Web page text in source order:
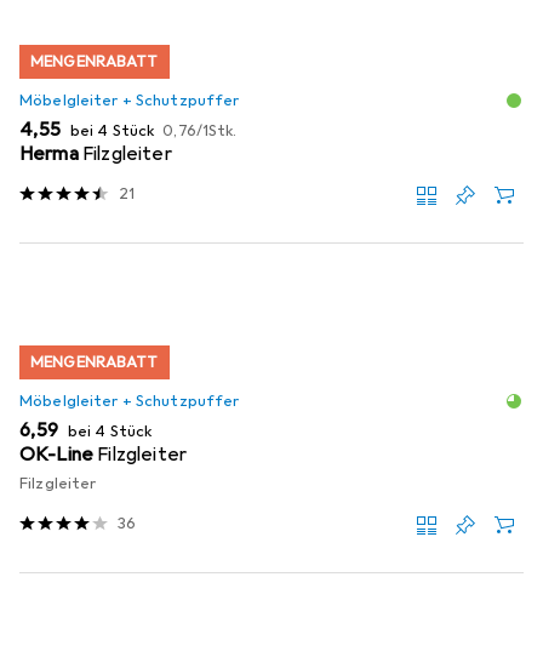
MENGENRABATT
Möbelgleiter + Schutzpuffer
EUR
4,55 bei 4 Stück EUR
0,76/1Stk.
Herma Filzgleiter
21
MENGENRABATT
Möbelgleiter + Schutzpuffer
EUR
6,59 bei 4 Stück
OK-Line Filzgleiter
Filzgleiter
36